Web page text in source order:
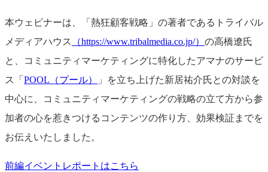
本ウェビナーは、「熱狂顧客戦略」の著者であるトライバル
メディアハウス
（https://www.tribalmedia.co.jp/） の高橋遼氏
と、コミュニティマーケティングに特化したアマナのサービ
ス「 POOL（プール）
」を立ち上げた新居祐介氏との対談を
中心に、コミュニティマーケティングの戦略の立て方から参
加者の心を惹きつけるコンテンツの作り方、効果検証までを
お伝えいたしました。
前編イベントレポートはこちら